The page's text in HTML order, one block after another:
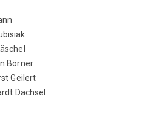
Börner
Geilert
Dachsel